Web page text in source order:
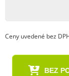
Ceny uvedené bez
BEZ